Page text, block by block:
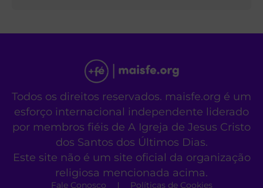
Todos os direitos reservados. maisfe.org é um
esforço internacional independente liderado
por membros fiéis de A Igreja de Jesus Cristo
dos Santos dos Últimos Dias.
Este site não é um site oficial da organização
religiosa mencionada acima.
Fale Conosco Políticas de Cookies